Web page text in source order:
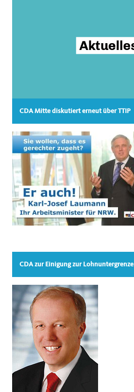
CDA Mitte diskutiert erneut über TTIP
CDA zur Einigung zur Lohnuntergrenze